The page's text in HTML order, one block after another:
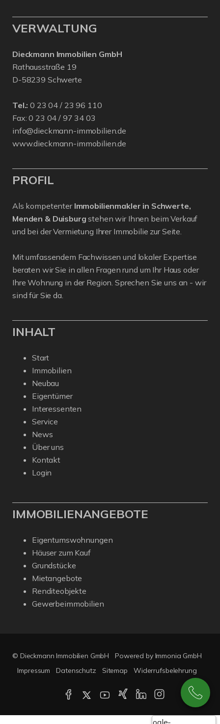
VERWALTUNG
Dieckmann Immobilien GmbH
Rathausstraße 19
D-58239 Schwerte
Tel.: 0 23 04 / 23 96 110
Fax: 0 23 04 / 97 34 03
info@dieckmann-immobilien.de
www.dieckmann-immobilien.de
PROFIL
Als kompetenter Immobilienmakler in Schwerte,
Menden & Duisburg stehen wir Ihnen beim Verkauf
und bei der Vermietung Ihrer Immobilie zur Seite.
Mit umfassendem Fachwissen und lokaler Expertise
beraten wir Sie in allen Fragen rund um Ihr Haus oder
Ihre Wohnung in der Region. Sprechen Sie uns an - wir
sind für Sie da.
INHALT
Start
Immobilien
Neubau
Eigentümer
Interessenten
Service
News
Über uns
Kontakt
Login
IMMOBILIENANGEBOTE
Eigentumswohnungen
Häuser zum Kauf
Grundstücke
Mietangebote
Renditeobjekte
Gewerbeimmobilien
© Dieckmann Immobilien GmbH
Powered by Immonia GmbH
Impressum
Datenschutz Sitemap Widerrufsbelehrung
Google-